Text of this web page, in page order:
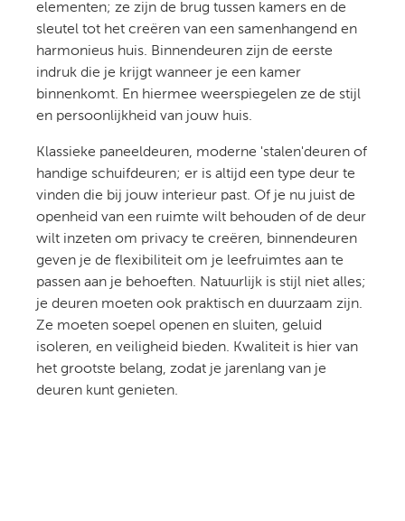
elementen; ze zijn de brug tussen kamers en de
sleutel tot het creëren van een samenhangend en
harmonieus huis. Binnendeuren zijn de eerste
indruk die je krijgt wanneer je een kamer
binnenkomt. En hiermee weerspiegelen ze de stijl
en persoonlijkheid van jouw huis.
Klassieke paneeldeuren, moderne 'stalen'deuren of
handige schuifdeuren; er is altijd een type deur te
vinden die bij jouw interieur past. Of je nu juist de
openheid van een ruimte wilt behouden of de deur
wilt inzeten om privacy te creëren, binnendeuren
geven je de flexibiliteit om je leefruimtes aan te
passen aan je behoeften. Natuurlijk is stijl niet alles;
je deuren moeten ook praktisch en duurzaam zijn.
Ze moeten soepel openen en sluiten, geluid
isoleren, en veiligheid bieden. Kwaliteit is hier van
het grootste belang, zodat je jarenlang van je
deuren kunt genieten.